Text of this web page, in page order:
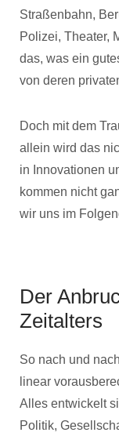
Straßenbahn,
Polizei, Theater,
das, was ein
von deren
Doch mit dem
allein wird das
in Innovationen
kommen nicht
wir uns im
Der
Zeitalters
So nach und
linear
Alles entwickelt
Politik,